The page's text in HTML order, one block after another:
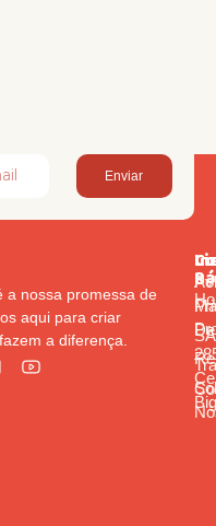
Enviar
a nossa promessa de
aqui para criar
a diferença.
Av